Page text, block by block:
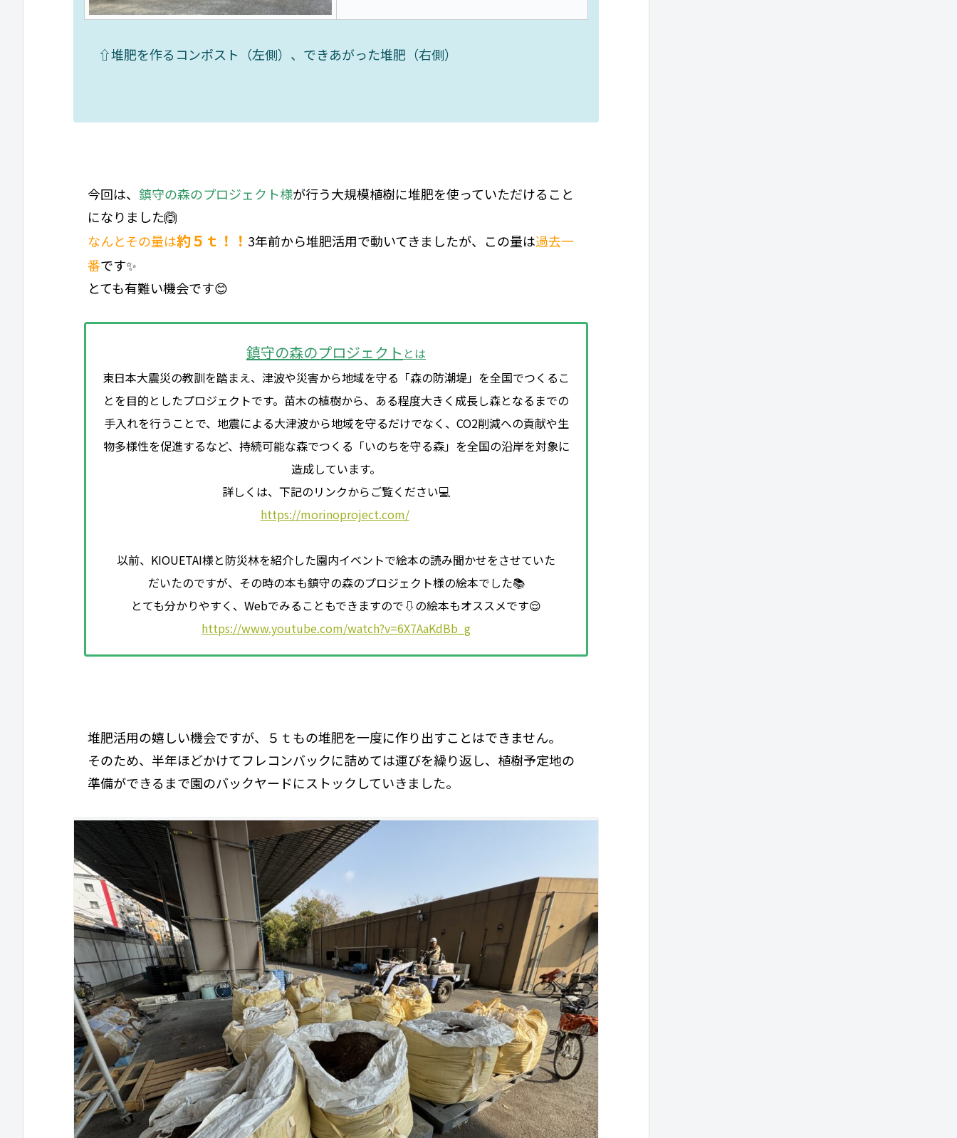
⇧堆肥を作るコンポスト（左側）、できあがった堆肥（右側）
今回は、 鎮守の森のプロジェクト様が行う大規模植樹に堆肥を使っていただけること
になりました🙆
なんとその量は約５ｔ！！ 3年前から堆肥活用で動いてきましたが、この量は過去一
番です✨
とても有難い機会です😊
鎮守の森のプロジェクト とは
東日本大震災の教訓を踏まえ、津波や災害から地域を守る「森の防潮堤」を全国でつくるこ
とを目的としたプロジェクトです。苗木の植樹から、ある程度大きく成長し森となるまでの
手入れを行うことで、地震による大津波から地域を守るだけでなく、CO2削減への貢献や生
物多様性を促進するなど、持続可能な森でつくる「いのちを守る森」を全国の沿岸を対象に
造成しています。
詳しくは、下記のリンクからご覧ください💻
https://morinoproject.com/
以前、KIOUETAI様と防災林を紹介した園内イベントで絵本の読み聞かせをさせていた
だいたのですが、その時の本も鎮守の森のプロジェクト様の絵本でした📚
とても分かりやすく、Webでみることもできますので⇩の絵本もオススメです😌
https://www.youtube.com/watch?v=6X7AaKdBb_g
堆肥活用の嬉しい機会ですが、５ｔもの堆肥を一度に作り出すことはできません。
そのため、半年ほどかけてフレコンバックに詰めては運びを繰り返し、植樹予定地の
準備ができるまで園のバックヤードにストックしていきました。